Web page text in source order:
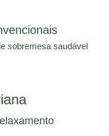
sobremesa saudável